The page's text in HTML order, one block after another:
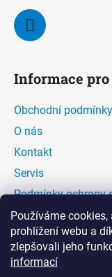
Používáme
prohlížení webu a
zlepšovali jeho
informací
Informace pro
Obchodní podmínky
O nás
Kontakt
Servis
Podmínky ochrany
Kontaktní formulář
Facebook